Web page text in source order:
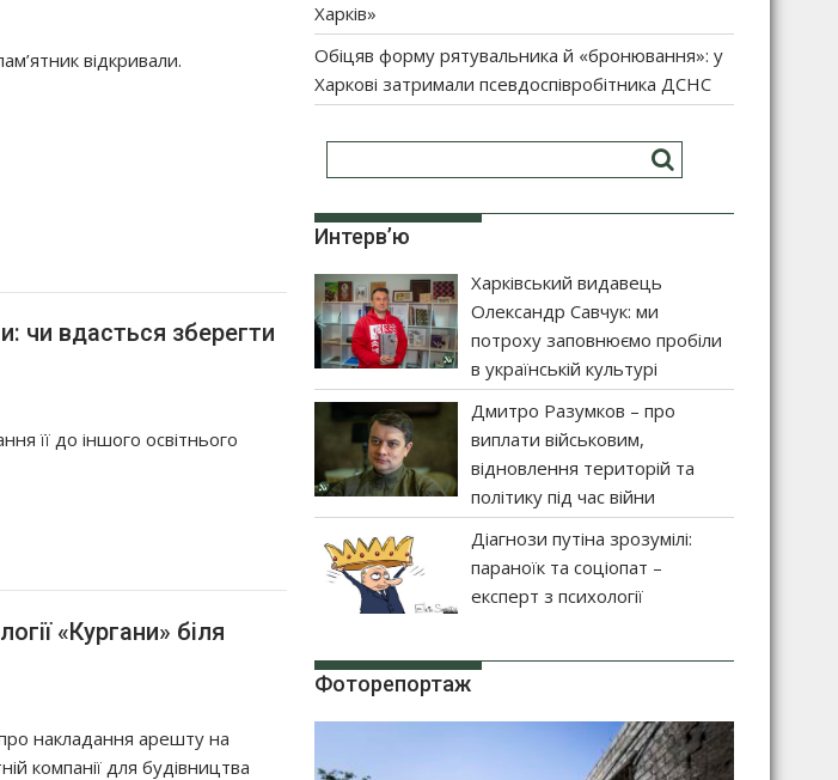
відкривали.
чи вдасться зберегти
її до іншого освітнього
«Кургани» біля
накладання арешту на
компанії для будівництва
Харків»
Обіцяв форму рятувальника й «бронювання»: у
Харкові затримали псевдоспівробітника ДСНС
Интерв’ю
Харківський видавець
Олександр Савчук: ми
потроху заповнюємо пробіли
в українській культурі
Дмитро Разумков – про
виплати військовим,
відновлення територій та
політику під час війни
Діагнози путіна зрозумілі:
параноїк та соціопат –
експерт з психології
Фоторепортаж